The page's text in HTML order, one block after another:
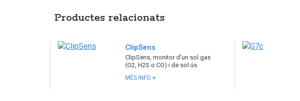
Productes relacionats
ClipSens
ClipSens, monitor d'un sol gas
(O2, H2S o CO) i de sol ús
MÉS INFO >